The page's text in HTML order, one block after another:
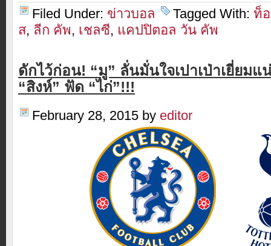
Filed Under: ข่าวบอล Tagged With: ท็
ส, ลีก คัพ, เชลซี, แคปปิตอล วัน คัพ
ดักไว้ก่อน! “มู” ลั่นมั่นใจเปาเป่าเยี่ยมแ
“สิงห์” ฟัด “ไก่”!!!
February 28, 2015 by editor